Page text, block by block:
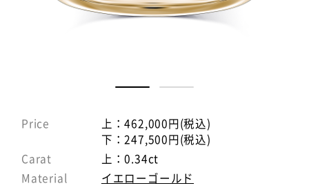
Price
上：462,000円(税込)
下：247,500円(税込)
Carat
上：0.34ct
Material
イエローゴールド